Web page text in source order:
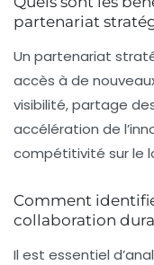
partenariat
Un partenariat
accès à de
visibilité, partage
accélération de
compétitivité sur le
Comment
collaboration
Il est essentiel